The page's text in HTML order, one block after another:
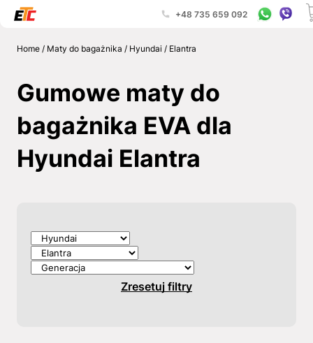
+48 735 659 092
Home/ Maty do bagażnika / Hyundai / Elantra
Gumowe maty do
bagażnika EVA dla
Hyundai Elantra
Zresetuj filtry